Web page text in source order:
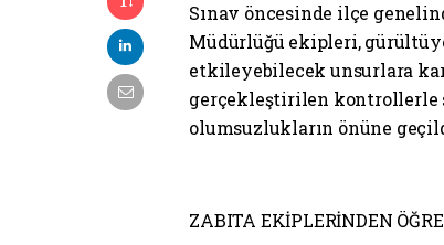
Sınav öncesinde ilçe
Müdürlüğü ekipleri,
etkileyebilecek unsurlara
gerçekleştirilen kontrollerle
olumsuzlukların önüne
ZABITA EKİPLERİNDEN